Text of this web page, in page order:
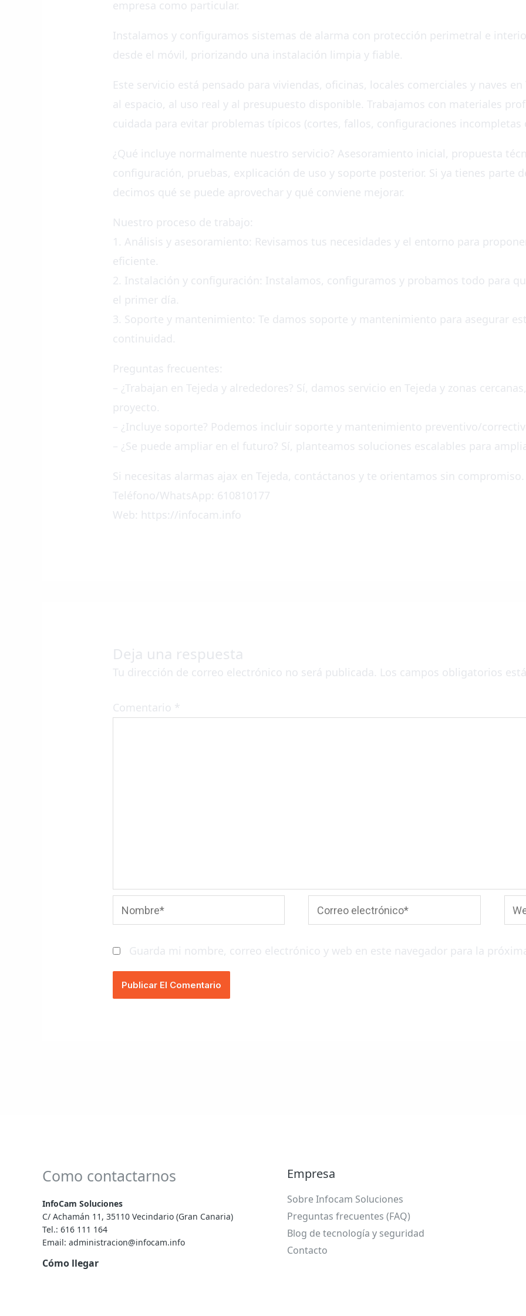
empresa como particular.
Instalamos y configuramos sistemas de alarma con protección perimetral e
desde el móvil, priorizando una instalación limpia y fiable.
Este servicio está pensado para viviendas, oficinas, locales comerciales y naves
al espacio, al uso real y al presupuesto disponible. Trabajamos con materiales
cuidada para evitar problemas típicos (cortes, fallos, configuraciones incompletas
¿Qué incluye normalmente nuestro servicio? Asesoramiento inicial, propuesta
configuración, pruebas, explicación de uso y soporte posterior. Si ya tienes parte
decimos qué se puede aprovechar y qué conviene mejorar.
Nuestro proceso de trabajo:
1. Análisis y asesoramiento: Revisamos tus necesidades y el entorno para
eficiente.
2. Instalación y configuración: Instalamos, configuramos y probamos todo para
el primer día.
3. Soporte y mantenimiento: Te damos soporte y mantenimiento para asegurar
continuidad.
Preguntas frecuentes:
– ¿Trabajan en Tejeda y alrededores? Sí, damos servicio en Tejeda y zonas
proyecto.
– ¿Incluye soporte? Podemos incluir soporte y mantenimiento preventivo/
– ¿Se puede ampliar en el futuro? Sí, planteamos soluciones escalables para
Si necesitas alarmas ajax en Tejeda, contáctanos y te orientamos sin compromiso.
Teléfono/WhatsApp: 610810177
Web: https://infocam.info
Deja una respuesta
Tu dirección de correo electrónico no será publicada. Los campos obligatorios
Comentario *
Nombre*
Correo
electrónico*
Web
Guarda mi nombre, correo electrónico y web en este navegador para la
Como contactarnos
InfoCam Soluciones
C/ Achamán 11, 35110 Vecindario (Gran Canaria)
Tel.: 616 111 164
Email: administracion@infocam.info
Cómo llegar
Empresa
Sobre Infocam Soluciones
Preguntas frecuentes (FAQ)
Blog de tecnología y seguridad
Contacto